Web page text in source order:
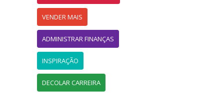
VENDER MAIS
ADMINISTRAR FINANÇAS
INSPIRAÇÃO
DECOLAR CARREIRA